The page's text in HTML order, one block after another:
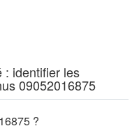
: identifier les
09052016875
?